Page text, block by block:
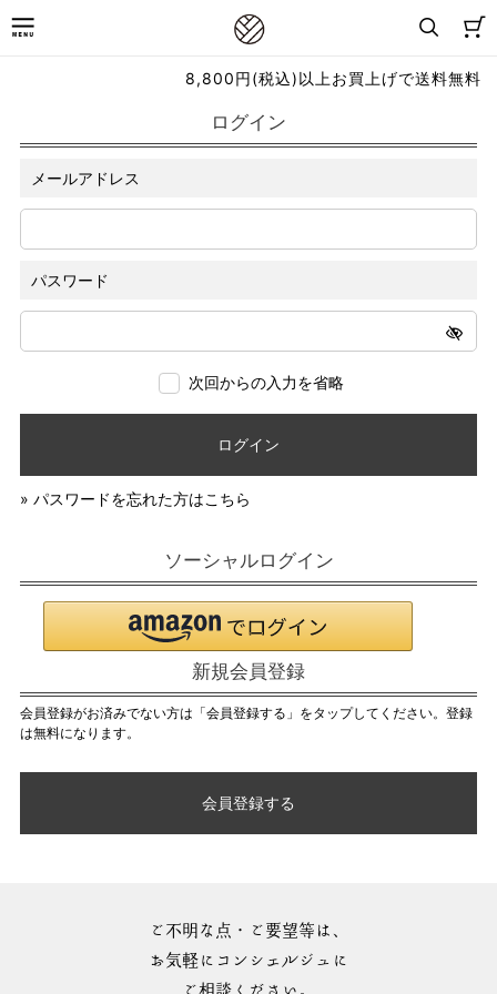
8,800円(税込)以上お買上げで送料無料
ログイン
メールアドレス
パスワード
次回からの入力を省略
ログイン
» パスワードを忘れた方はこちら
ソーシャルログイン
新規会員登録
会員登録がお済みでない方は「会員登録する」をタップしてください。登録
は無料になります。
会員登録する
ご不明な点・ご要望等は、
お気軽にコンシェルジュに